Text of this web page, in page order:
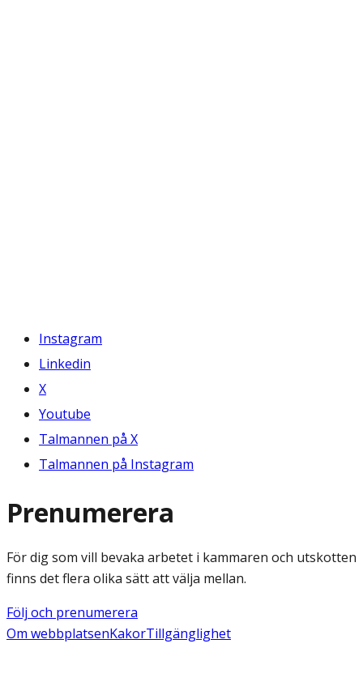
Instagram
Linkedin
X
Youtube
Talmannen på X
Talmannen på Instagram
Prenumerera
För dig som vill bevaka arbetet i kammaren och utskotten
finns det flera olika sätt att välja mellan.
Följ och prenumerera
Om webbplatsenKakorTillgänglighet